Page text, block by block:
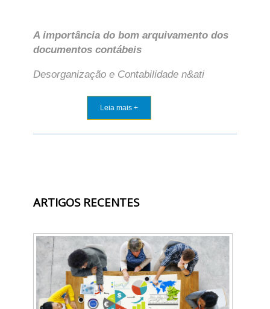
A importância do bom arquivamento dos
documentos contábeis
Desorganização e Contabilidade n&ati
Leia mais +
ARTIGOS RECENTES